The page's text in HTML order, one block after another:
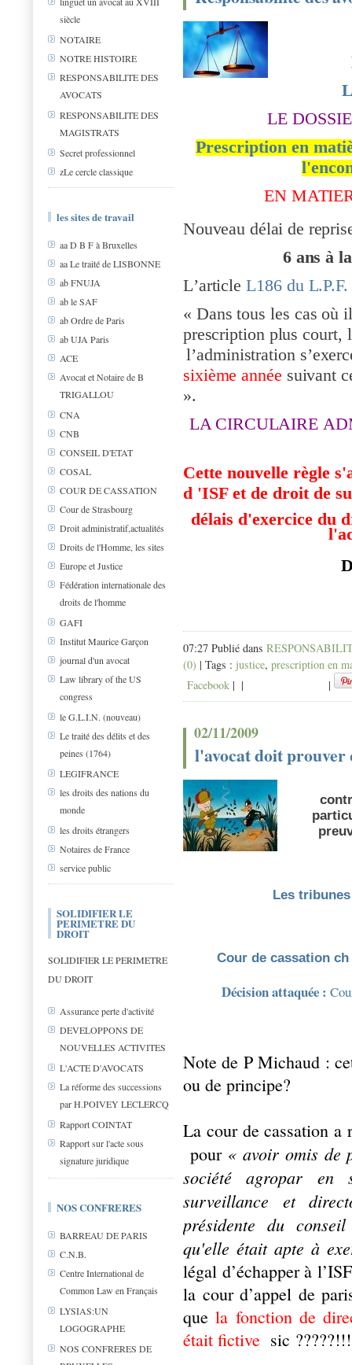
siècle
NOTAIRE
NOTRE HISTOIRE
RESPONSABILITE DES
AVOCATS
RESPONSABILITE DES
MAGISTRATS
Secret professionnel
zLe cercle classique
les sites de travail
aa D B F à Bruxelles
aa Le traité de LISBONNE
ab FNUJA
ab le SAF
ab Ordre de Paris
ab UJA Paris
ACE
Avocat et Notaire de B
TRIGALLOU
CNA
CNB
CONSEIL D'ETAT
COSAL
COUR DE CASSATION
Cour de Strasbourg
Droit administratif,actualités
Droits de l'Homme, les sites
Europe et Justice
Fédération internationale des
droits de l'homme
GAFI
Institut Maurice Garçon
journal d'un avocat
Law library of the US
congress
le G.L.I.N. (nouveau)
Le traité des délits et des
peines (1764)
LEGIFRANCE
les droits des nations du
monde
les droits étrangers
Notaires de France
service public
SOLIDIFIER LE
PERIMETRE DU
DROIT
SOLIDIFIER LE PERIMETRE
DU DROIT
Assurance perte d'activité
DEVELOPPONS DE
NOUVELLES ACTIVITES
L'ACTE D'AVOCATS
La réforme des successions
par H.POIVEY LECLERCQ
Rapport COINTAT
Rapport sur l'acte sous
signature juridique
NOS CONFRERES
BARREAU DE PARIS
C.N.B.
Centre International de
Common Law en Français
LYSIAS:UN
LOGOGRAPHE
NOS CONFRERES DE
LE
Prescription en
EN
Nouveau délai de
6 ans à
L’article L186 du L.P.F.
« Dans tousles cas où il
prescriptionplus court,
l’administration s’ex
sixième année suivant
».
LA CIRCULAIRE
Cette nouvelle règle
d 'ISF et de droit de
délais d'exercice du
07:27 Publié dans
(0) | Tags : justice, prescription en
Facebook | | |
02/11/2009
l'avocat doit prouver
Les
Cour de cassation ch
Décision attaquée :
Note de P Michaud :
ou de principe?
La cour de cassation a
pour « avoir omis de
société agropar en
surveillance et
présidente du
qu'elle était apte à
légal d’échapper à
la cour d’appel de
quela fonction de
était fictive sic